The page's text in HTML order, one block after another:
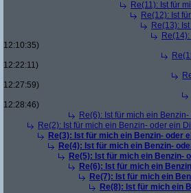
Re(11): Ist für
Re(12): Ist
Re(13):
12:10:35)
12:22:11)
12:27:59)
12:28:46)
Re(6): Ist für mich ein
Re(2): Ist für mich ein Benzin- oder ein
Re(3): Ist für mich ein Benzin- oder
Re(4): Ist für mich ein Benzin-
Re(5): Ist für mich ein Benzin-
Re(6): Ist für mich ein
Re(7): Ist für mich ein
Re(8): Ist für mich ein